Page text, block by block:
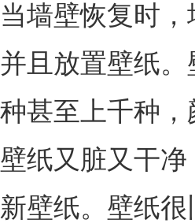
当墙壁恢复时
并且放置壁纸
种甚至上千种
壁纸又脏又干
新壁纸。壁纸